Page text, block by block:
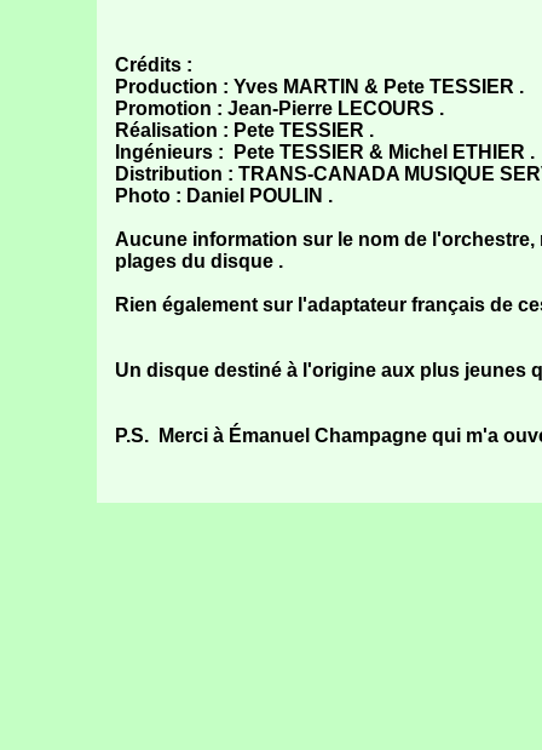
Crédits :
Production : Yves MARTIN & Pete TESSIER .
Promotion : Jean-Pierre LECOURS .
Réalisation : Pete TESSIER .
Ingénieurs : Pete TESSIER & Michel ETHIER .
Distribution : TRANS-CANADA MUSIQUE
Photo : Daniel POULIN .
Aucune information sur le nom de
plages du disque .
Rien également sur l'adaptateur français de
Un disque destiné à l'origine aux plus jeunes
P.S. Merci à Émanuel Champagne qui m'a